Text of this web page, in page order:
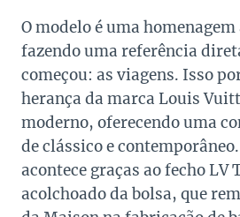
O modelo é uma
fazendo uma referência
começou: as viagens. Isso
herança da marca Louis
moderno, oferecendo uma
de clássico e
acontece graças ao fecho LV
acolchoado da bolsa, que